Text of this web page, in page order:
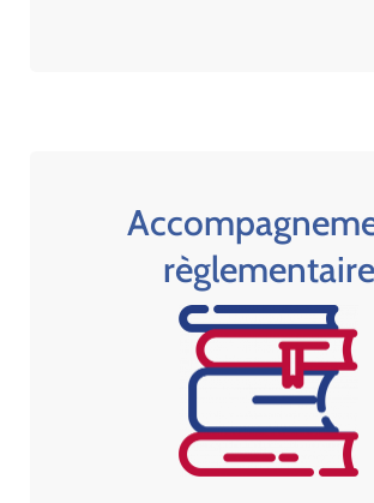
règlementaire